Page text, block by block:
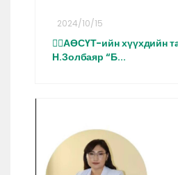
2024/10/15
👩‍⚕️АӨСҮТ-ийн хүүхдийн
Н.Золбаяр “Б...